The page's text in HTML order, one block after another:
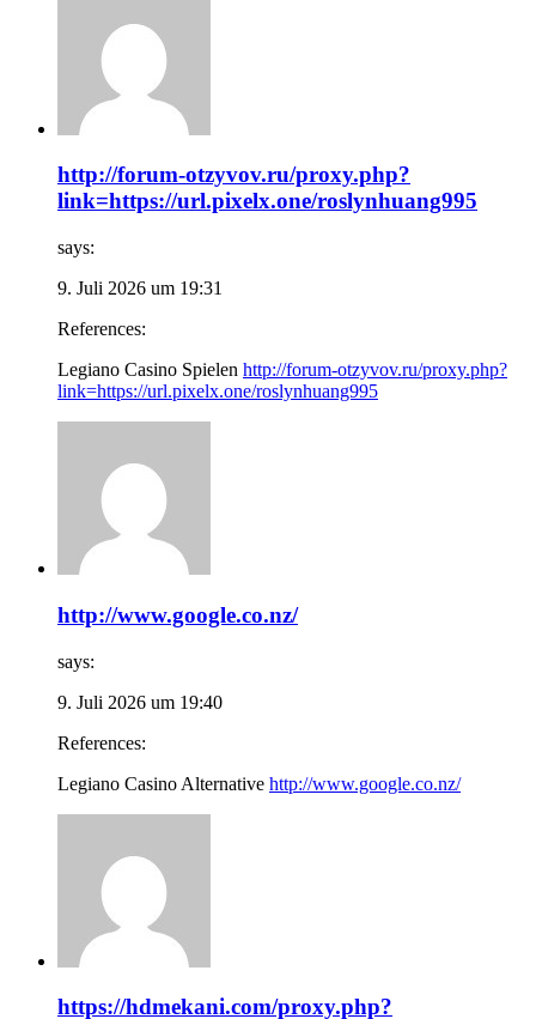
http://forum-otzyvov.ru/proxy.php?
link=https://url.pixelx.one/roslynhuang995
says:
9. Juli 2026 um 19:31
References:
Legiano Casino Spielen http://forum-otzyvov.ru/proxy.php?
link=https://url.pixelx.one/roslynhuang995
http://www.google.co.nz/
says:
9. Juli 2026 um 19:40
References:
Legiano Casino Alternative http://www.google.co.nz/
https://hdmekani.com/proxy.php?